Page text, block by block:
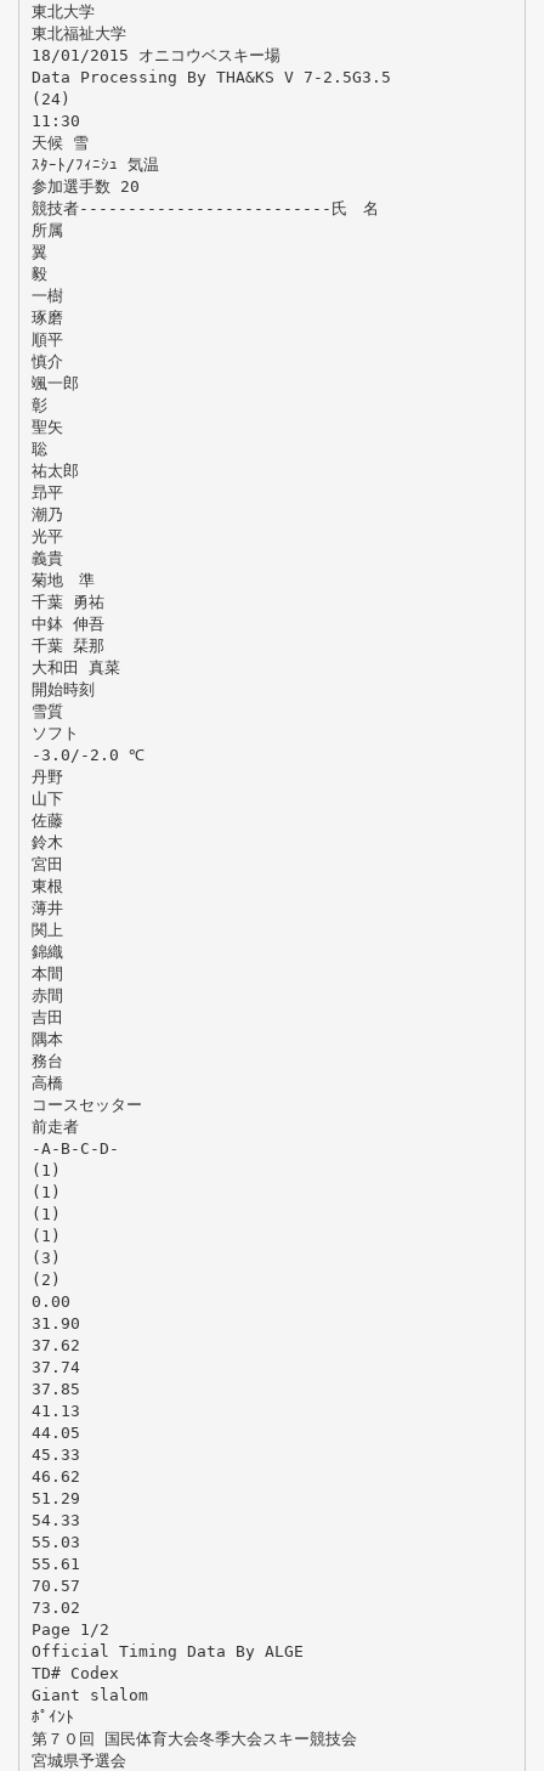
東北大学
東北福祉大学
18/01/2015 オニコウベスキー場
Data Processing By THA&KS V 7-2.5G3.5
(24)
11:30
天候 雪
ｽﾀｰﾄ/ﾌｨﾆｼｭ 気温
参加選手数 20
競技者--------------------------氏 名
所属
翼
毅
一樹
琢磨
順平
慎介
颯一郎
彰
聖矢
聡
祐太郎
昻平
潮乃
光平
義貴
菊地 準
千葉 勇祐
中鉢 伸吾
千葉 栞那
大和田 真菜
開始時刻
雪質
ソフト
-3.0/-2.0 ℃
丹野
山下
佐藤
鈴木
宮田
東根
薄井
関上
錦織
本間
赤間
吉田
隅本
務台
高橋
コースセッター
前走者
-A-B-C-D-
(1)
(1)
(1)
(1)
(3)
(2)
0.00
31.90
37.62
37.74
37.85
41.13
44.05
45.33
46.62
51.29
54.33
55.03
55.61
70.57
73.02
Page 1/2
Official Timing Data By ALGE
TD# Codex
Giant slalom
ﾎﾟｲﾝﾄ
第７０回 国民体育大会冬季大会スキー競技会
宮城県予選会